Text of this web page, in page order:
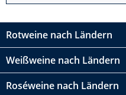
Rotweine nach Ländern
Weißweine nach Ländern
Roséweine nach Ländern